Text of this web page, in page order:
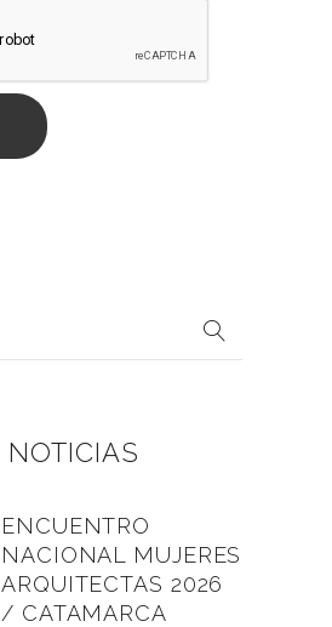
ENCUENTRO
NACIONAL MUJERES
ARQUITECTAS 2026
/ CATAMARCA